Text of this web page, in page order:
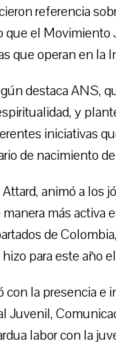
referencia
el
que operan en la
destaca ANS,
y
iniciativas
de nacimiento
animó a
más activa
de
para este año
con la presencia
Juvenil,
labor con la